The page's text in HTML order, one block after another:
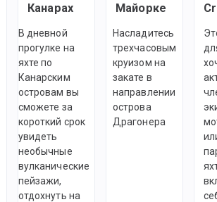
Канарах
В дневной
прогулке на
яхте по
Канарским
островам вы
сможете за
короткий срок
увидеть
необычные
вулканические
пейзажи,
отдохнуть на
Майорке
Насладитесь
трехчасовым
круизом на
закате в
направлении
острова
Драгонера